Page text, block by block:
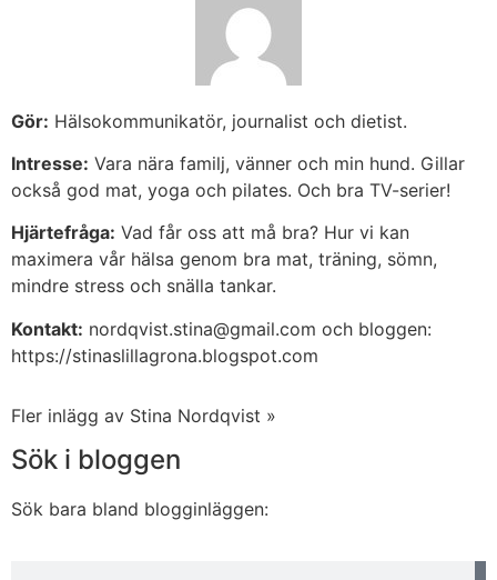
Gör: Hälsokommunikatör, journalist och dietist.
Intresse: Vara nära familj, vänner och min hund. Gillar
också god mat, yoga och pilates. Och bra TV-serier!
Hjärtefråga: Vad får oss att må bra? Hur vi kan
maximera vår hälsa genom bra mat, träning, sömn,
mindre stress och snälla tankar.
Kontakt: nordqvist.stina@gmail.com och bloggen:
https://stinaslillagrona.blogspot.com
Fler inlägg av Stina Nordqvist »
Sök i bloggen
Sök bara bland blogginläggen: